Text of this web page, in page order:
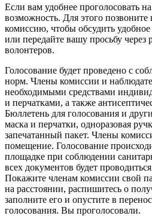
Если вам удобнее проголосовать
возможность. Для этого
комиссию, чтобы обсудить
или передайте вашу просьбу через
волонтеров.
Голосование будет проведено с
норм. Члены комиссии и
необходимыми средствами
и перчатками, а также
Бюллетень для голосования и
маска и перчатки, одноразовая
запечатанный пакет. Члены
помещение. Голосование
площадке при соблюдении
всех документов будет
Покажите членам комиссии свой
на расстоянии, распишитесь о
заполните его и опустите в
голосования. Вы проголосовали.